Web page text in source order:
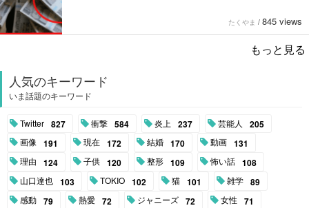
たくやま / 845 views
もっと見る
人気のキーワード
いま話題のキーワード
Twitter 827 衝撃 584 炎上 237 芸能人 205
画像 191 現在 172 結婚 170 動画 131
理由 124 子供 120 整形 109 怖い話 108
山口達也 103 TOKIO 102 猫 101 雑学 89
感動 79 熱愛 72 ジャニーズ 72 女性 71